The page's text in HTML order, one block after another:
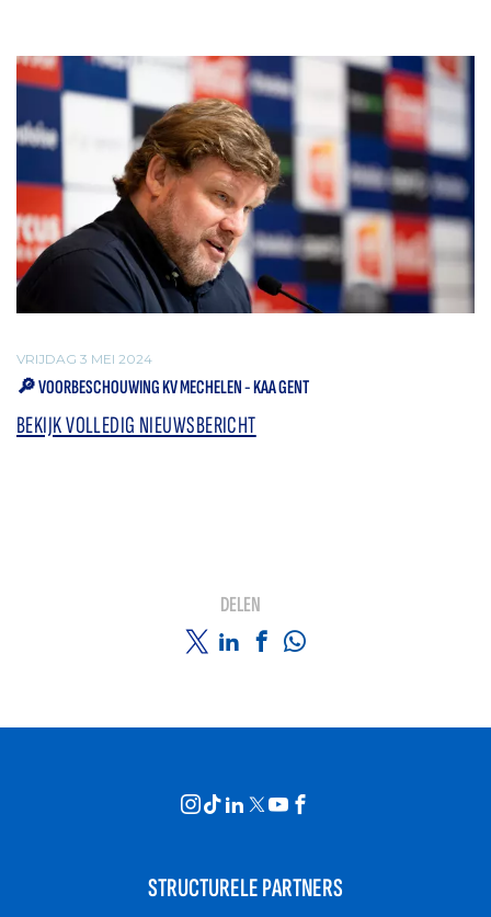
VRIJDAG 3 MEI 2024
🔎 VOORBESCHOUWING KV MECHELEN - KAA GENT
BEKIJK VOLLEDIG NIEUWSBERICHT
DELEN
STRUCTURELE PARTNERS